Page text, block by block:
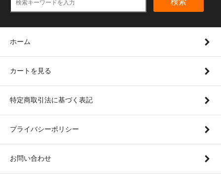
ホーム
カートを見る
特定商取引法に基づく表記
プライバシーポリシー
お問い合わせ